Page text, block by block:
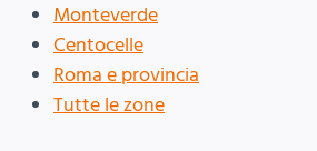
Monteverde
Centocelle
Roma e provincia
Tutte le zone